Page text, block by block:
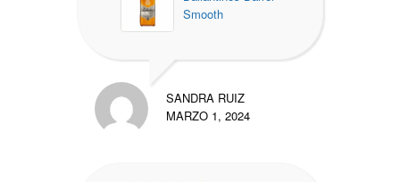
Smooth
SANDRA RUIZ
MARZO 1, 2024